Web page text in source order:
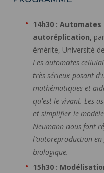
14h30 :
autoréplication,
émérite, Université
Les automates
très sérieux posant
mathématiques et
qu'est le vivant. Les
et simplifier le
Neumann nous font
l’autoreproduction
biologique.
15h30 :